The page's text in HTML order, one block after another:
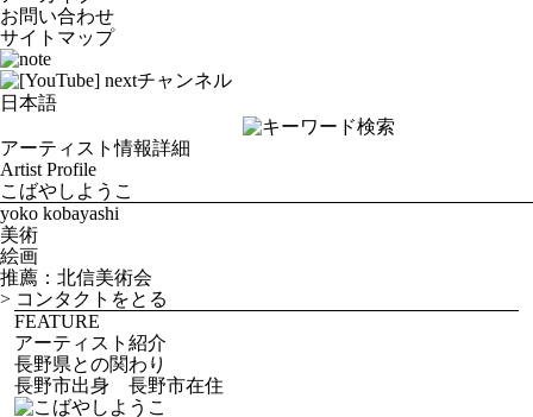
お問い合わせ
サイトマップ
アーティスト情報詳細
Artist Profile
こばやしようこ
yoko kobayashi
美術
絵画
推薦：北信美術会
> コンタクトをとる
FEATURE
アーティスト紹介
長野県との関わり
長野市出身 長野市在住